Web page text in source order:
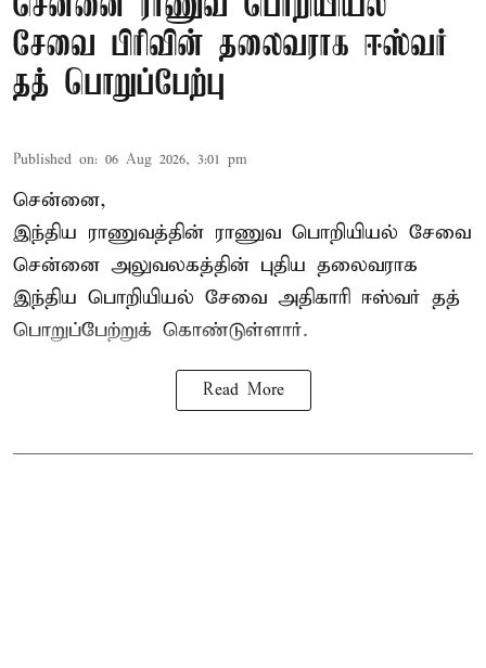
சேவை பிரிவின் தலைவராக ஈஸ்வர்
தத் பொறுப்பேற்பு
Published on: 06 Aug 2026, 3:01 pm
சென்னை,
இந்திய ராணுவத்தின் ராணுவ பொறியியல் சேவை
சென்னை அலுவலகத்தின் புதிய தலைவராக
இந்திய பொறியியல் சேவை அதிகாரி ஈஸ்வர் தத்
பொறுப்பேற்றுக் கொண்டுள்ளார்.
Read More